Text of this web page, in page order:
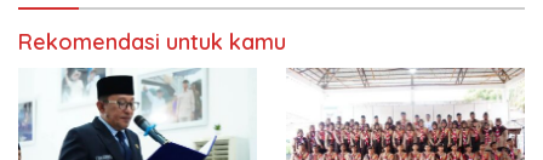
Rekomendasi untuk kamu